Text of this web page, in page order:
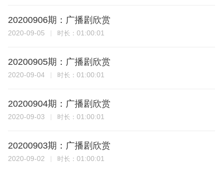
20200906期：广播剧欣赏
2020-09-05 时长： 01:00:01
20200905期：广播剧欣赏
2020-09-04 时长： 01:00:01
20200904期：广播剧欣赏
2020-09-03 时长： 01:00:01
20200903期：广播剧欣赏
2020-09-02 时长： 01:00:01